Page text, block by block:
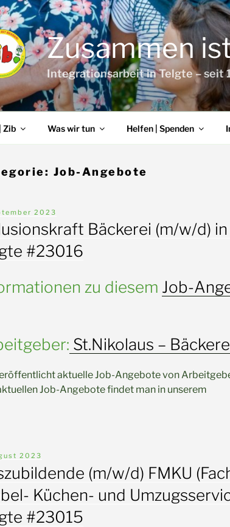
Zusammen
Integrationsarbeit in Telgte – seit
Zib Was wir tun Helfen | Spenden
Job-Angebote
2023
Bäckerei (m/w/d) in
#23016
zu diesem Job-
St.Nikolaus –
aktuelle Job-Angebote von
Job-Angebote findet man in unserem
2023
(m/w/d) FMKU
Küchen- und
#23015